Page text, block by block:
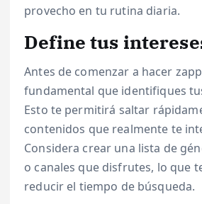
provecho en tu rutina diaria.
Define tus
Antes de comenzar a hacer
fundamental que identifiques
Esto te permitirá saltar
contenidos que realmente te
Considera crear una lista de
o canales que disfrutes, lo que
reducir el tiempo de búsqueda.